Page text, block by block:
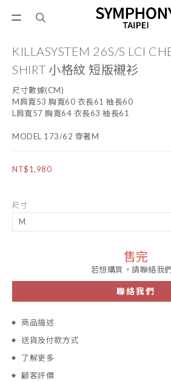
KILLASYSTEM 26S/S LCI
SHIRT 小格紋 短版襯衫
尺寸數據(CM)
M肩寬53 胸寬60 衣長61 袖長60
L肩寬57 胸寬64 衣長63 袖長61
MODEL 173/62 穿著M
NT$1,980
尺寸
售完
若想購買，請聯絡我
聯絡我們
商品描述
送貨及付款方式
了解更多
顧客評價